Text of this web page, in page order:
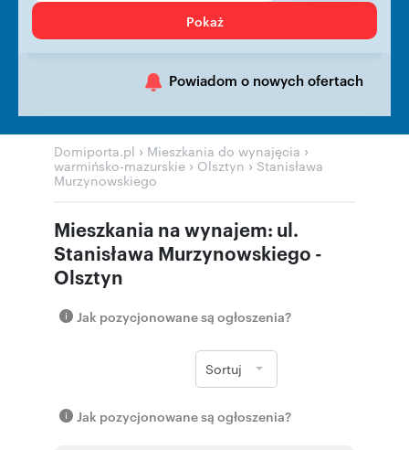
Pokaż
Powiadom o nowych ofertach
Domiporta.pl › Mieszkania do wynajęcia ›
warmińsko-mazurskie › Olsztyn › Stanisława
Murzynowskiego
Mieszkania na wynajem: ul.
Stanisława Murzynowskiego -
Olsztyn
Jak pozycjonowane są ogłoszenia?
Sortuj
Jak pozycjonowane są ogłoszenia?